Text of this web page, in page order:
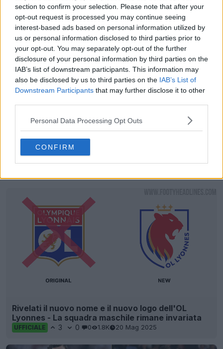
section to confirm your selection. Please note that after your
opt-out request is processed you may continue seeing
interest-based ads based on personal information utilized by
us or personal information disclosed to third parties prior to
your opt-out. You may separately opt-out of the further
disclosure of your personal information by third parties on the
IAB’s list of downstream participants. This information may
also be disclosed by us to third parties on the IAB’s List of
Downstream Participants that may further disclose it to other
Personal Data Processing Opt Outs
CONFIRM
Rivelati il nuovo nome e il nuovo logo dell'OL
Lyonnes - La squadra maschile rimane invariata
UFFICIALE 3 0 0 1.8K 20 Mag 2025